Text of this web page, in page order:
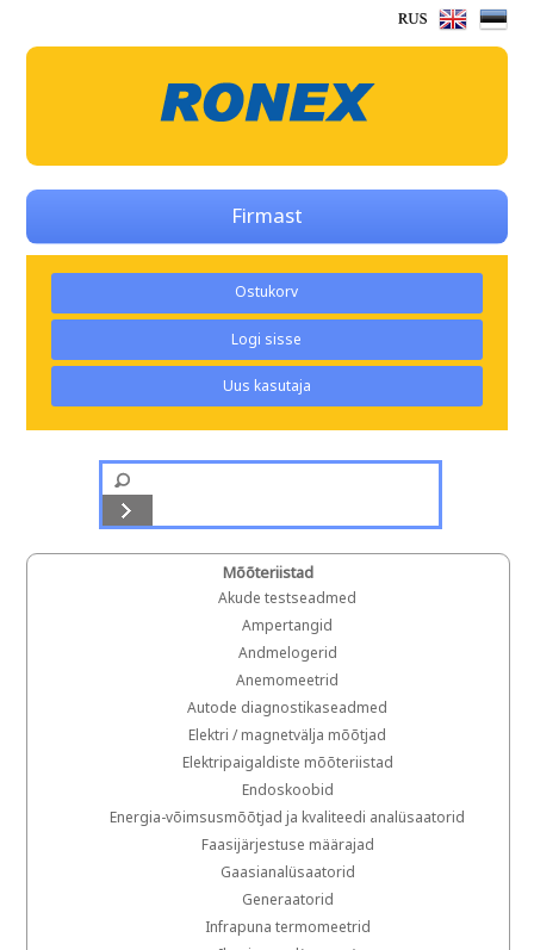
Firmast
Ostukorv
Logi sisse
Uus kasutaja
Mõõteriistad
Akude testseadmed
Ampertangid
Andmelogerid
Anemomeetrid
Autode diagnostikaseadmed
Elektri / magnetvälja mõõtjad
Elektripaigaldiste mõõteriistad
Endoskoobid
Energia-võimsusmõõtjad ja kvaliteedi analüsaatorid
Faasijärjestuse määrajad
Gaasianalüsaatorid
Generaatorid
Infrapuna termomeetrid